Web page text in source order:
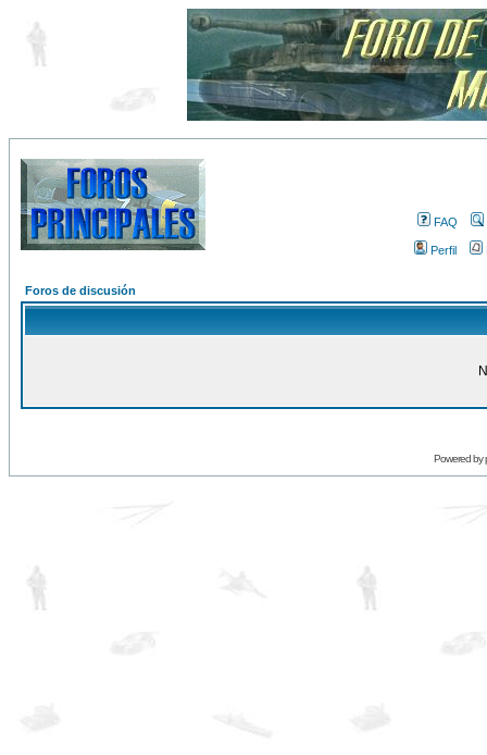
FAQ
Perfil
Foros de discusión
Powered by